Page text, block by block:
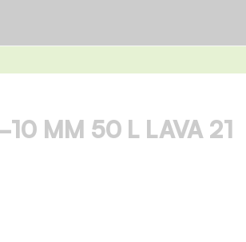
MM 50 L LAVA 21